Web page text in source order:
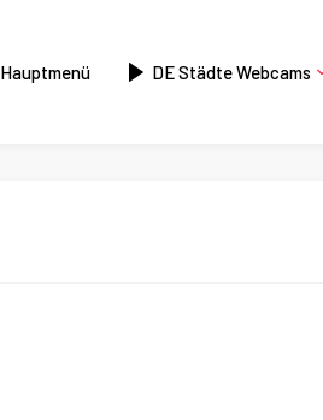
Hauptmenü DE Städte Webcams